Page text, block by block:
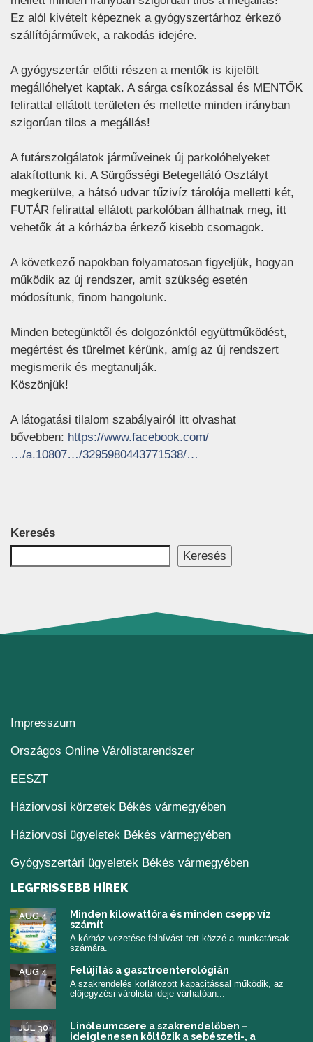
Ez alól kivételt képeznek a gyógyszertárhoz érkező
szállítójárművek, a rakodás idejére.
A gyógyszertár előtti részen a mentők is kijelölt
megállóhelyet kaptak. A sárga csíkozással és MENTŐK
felirattal ellátott területen és mellette minden irányban
szigorúan tilos a megállás!
A futárszolgálatok járműveinek új parkolóhelyeket
alakítottunk ki. A Sürgősségi Betegellátó Osztályt
megkerülve, a hátsó udvar tűzivíz tárolója melletti két,
FUTÁR felirattal ellátott parkolóban állhatnak meg, itt
vehetők át a kórházba érkező kisebb csomagok.
A következő napokban folyamatosan figyeljük, hogyan
működik az új rendszer, amit szükség esetén
módosítunk, finom hangolunk.
Minden betegünktől és dolgozónktól együttműködést,
megértést és türelmet kérünk, amíg az új rendszert
megismerik és megtanulják.
Köszönjük!
A látogatási tilalom szabályairól itt olvashat
bővebben: https://www.facebook.com/
…/a.10807…/3295980443771538/…
Keresés
Keresés
Impresszum
Országos Online Várólistarendszer(új ablakban nyílik
EESZT(új ablakban nyílik meg)
Háziorvosi körzetek Békés vármegyében
Háziorvosi ügyeletek Békés vármegyében
Gyógyszertári ügyeletek Békés vármegyében
LEGFRISSEBB HÍREK
Minden kilowattóra és minden csepp víz
számít
AUG 4
A kórház vezetése felhívást tett közzé a munkatársak
számára.
Felújítás a gasztroenterológián
AUG 4
A szakrendelés korlátozott kapacitással működik, az
előjegyzési várólista ideje várhatóan...
Linóleumcsere a szakrendelőben –
ideiglenesen költözik a sebészeti-, a
JÚL 30